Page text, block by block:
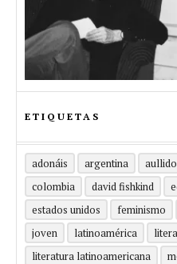
ETIQUETAS
adonáis argentina aullido
colombia
david fishkind
estados unidos
feminismo
joven
latinoamérica
literatura latinoamericana